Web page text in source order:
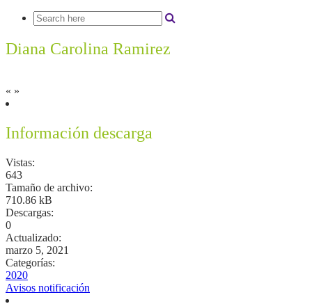
Diana Carolina Ramirez
« »
Información descarga
Vistas:
643
Tamaño de archivo:
710.86 kB
Descargas:
0
Actualizado:
marzo 5, 2021
Categorías:
2020
Avisos notificación